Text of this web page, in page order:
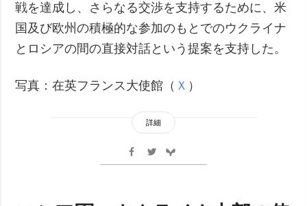
戦を達成し、さらなる交渉を支持するために、米
国及び欧州の積極的な参加のもとでのウクライナ
とロシアの間の直接対話という提案を支持した。
写真：在英フランス大使館（ Ｘ ）
詳細